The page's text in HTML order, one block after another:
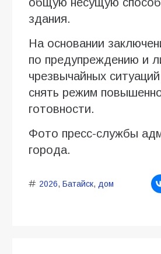
здания.
На основании
по предупреждению и
чрезвычайных
снять режим
готовности.
Фото пресс-службы
города.
2026, Батайск, дом